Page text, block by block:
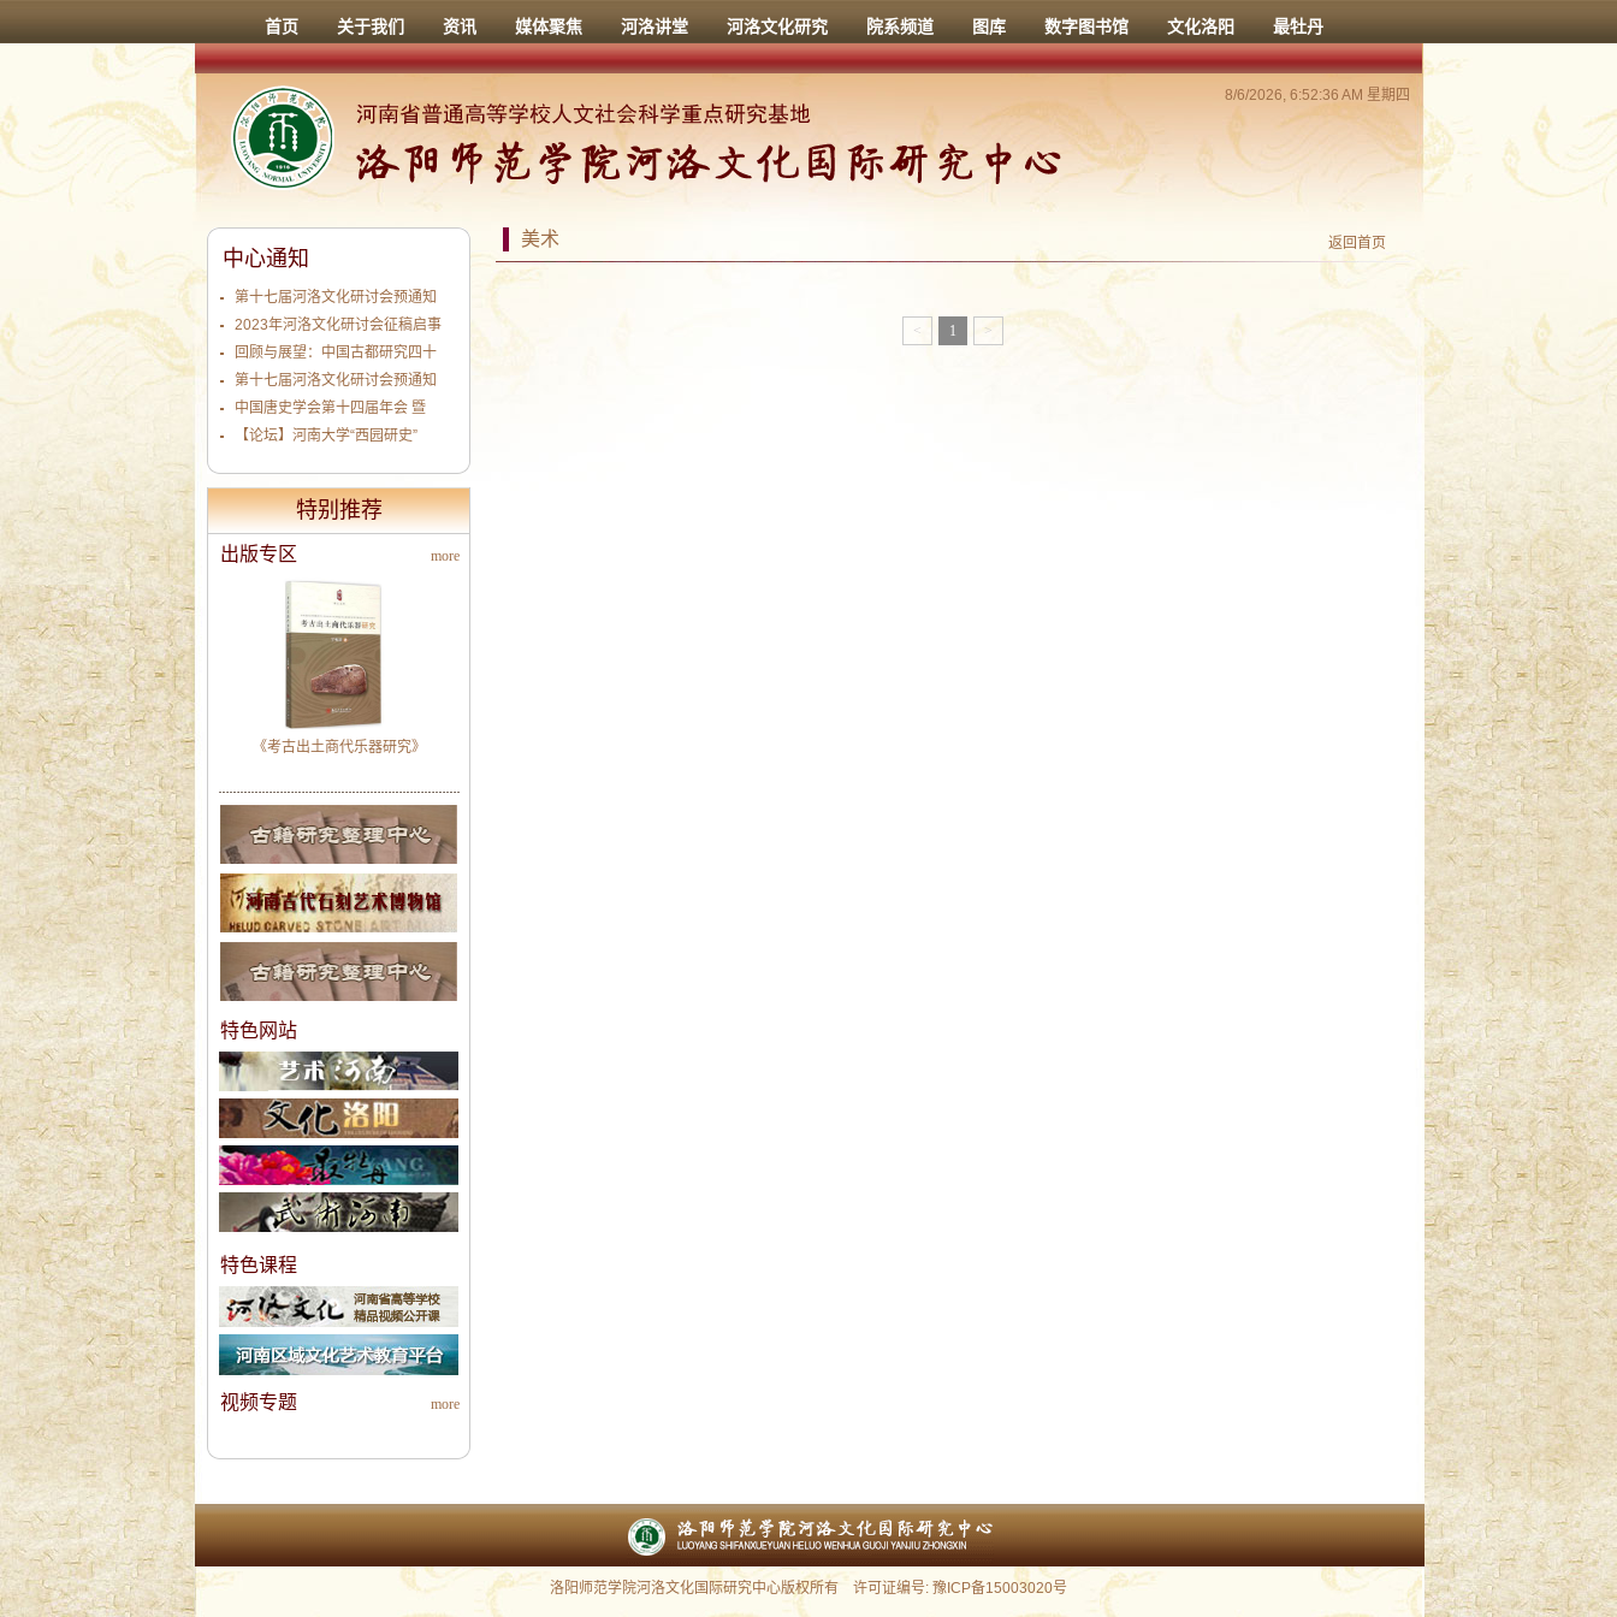
首页 关于我们 资讯 媒体聚焦 河洛讲堂 河洛文化研究 院系频道 图库 数字图书馆 文化洛阳 最牡丹
8/6/2026, 6:52:37 AM 星期四
美术 返回首页
< 1 >
中心通知
第十七届河洛文化研讨会预通知
2023年河洛文化研讨会征稿启事
回顾与展望：中国古都研究四十
第十七届河洛文化研讨会预通知
中国唐史学会第十四届年会 暨
【论坛】河南大学“西园研史”
特别推荐
more
出版专区
《考古出土商代乐器研究》
特色网站
特色课程
more
视频专题
洛阳师范学院河洛文化国际研究中心版权所有 许可证编号: 豫ICP备15003020号